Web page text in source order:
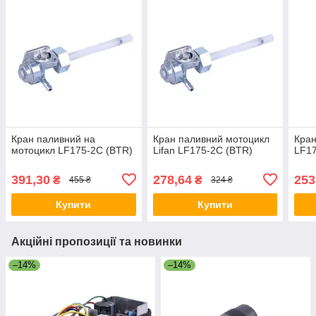
Кран паливний на
мотоцикл LF175-2С (BTR)
391,30 ₴ 455 ₴
Купити
Кран паливний мотоцикл
Lifan LF175-2С (BTR)
278,64₴ 324 ₴
Купити
Акційні пропозиції та новинки
–14% –14%